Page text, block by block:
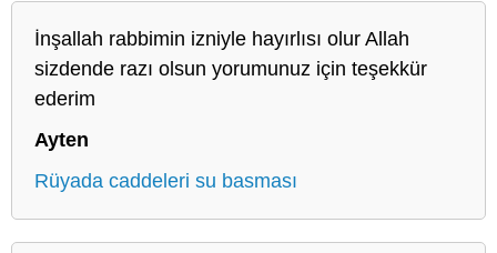
İnşallah rabbimin izniyle hayırlısı olur Allah
sizdende razı olsun yorumunuz için teşekkür
ederim
Ayten
Rüyada caddeleri su basması